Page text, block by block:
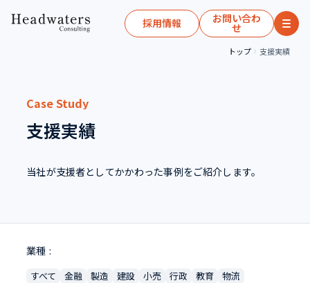
採用情報 お問い合わ
せ
トップ 支援実績
Case Study
支援実績
当社が支援者としてかかわった事例をご紹介します。
業種
すべて 金融 製造 建設 小売 行政 教育
物流